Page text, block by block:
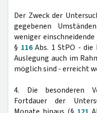
Der Zweck der
gegebenen
weniger
§ 116Abs. 1 StPO - die
Auslegung auch im
möglich sind - erreicht
4. Die besonderen
Fortdauer der